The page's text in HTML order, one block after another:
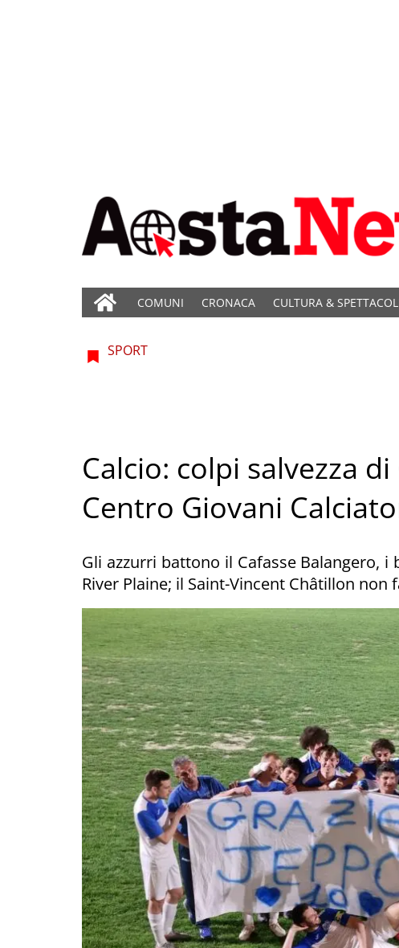
COMUNI CRONACA CULTURA &
SPORT
Calcio: colpi salvezza
Centro Giovani
Gli azzurri battono il Cafasse Balangero,
River Plaine; il Saint-Vincent Châtillon non